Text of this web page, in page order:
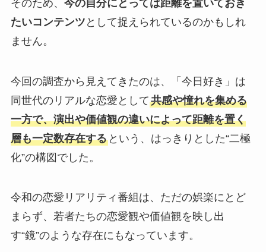
そのため、 今の自分にとっては距離を置いておき
たいコンテンツ として捉えられているのかもしれ
ません。
今回の調査から見えてきたのは、「今日好き」は
同世代のリアルな恋愛として共感や憧れを集める
一方で、演出や価値観の違いによって距離を置く
層も一定数存在するという、はっきりとした“二極
化”の構図でした。
令和の恋愛リアリティ番組は、ただの娯楽にとど
まらず、若者たちの恋愛観や価値観を映し出
す“鏡”のような存在にもなっています。